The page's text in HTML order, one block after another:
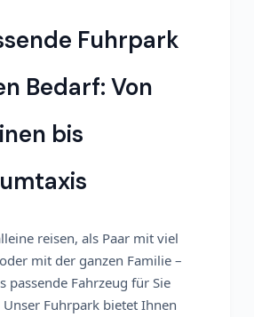
Fuhrpark
Bedarf: Von
bis
reisen, als Paar mit viel
mit der ganzen Familie –
passende Fahrzeug für Sie
Fuhrpark bietet Ihnen